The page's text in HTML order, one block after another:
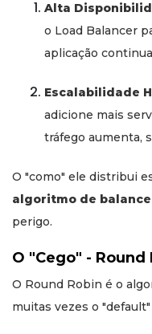
Alta
o Load Balancer
aplicação
Escalabilidade
adicione mais
tráfego aumenta,
O "como" ele distribui
algoritmo de
perigo.
O "Cego" - Round
O Round Robin é o
muitas vezes o